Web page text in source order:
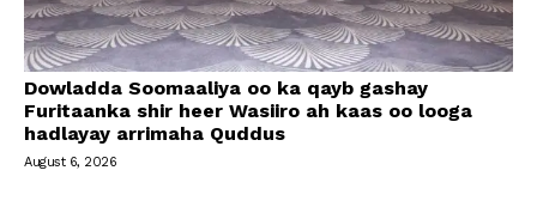
Dowladda Soomaaliya oo ka qayb gashay
Furitaanka shir heer Wasiiro ah kaas oo looga
hadlayay arrimaha Quddus
August 6, 2026